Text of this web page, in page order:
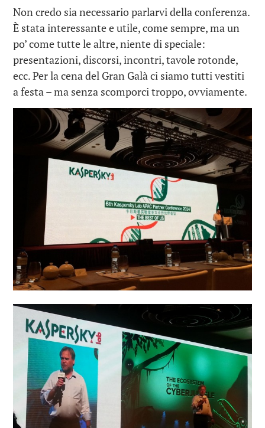
Non credo sia necessario parlarvi della conferenza.
È stata interessante e utile, come sempre, ma un
po’ come tutte le altre, niente di speciale:
presentazioni, discorsi, incontri, tavole rotonde,
ecc. Per la cena del Gran Galà ci siamo tutti vestiti
a festa – ma senza scomporci troppo, ovviamente.